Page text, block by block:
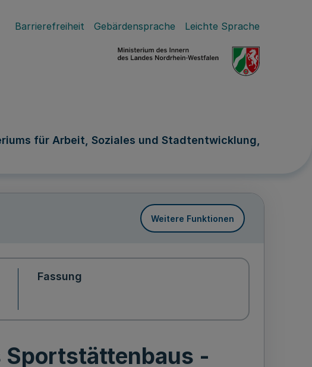
Barrierefreiheit Gebärdensprache Leichte Sprache
für Arbeit, Soziales und Stadtentwicklung,
Weitere Funktionen
Fassung
Sportstättenbaus -